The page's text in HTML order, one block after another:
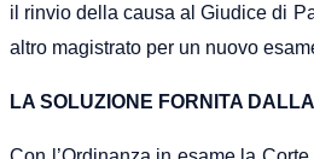
il rinvio della causa al Giudice di
altro magistrato per un nuovo
LA SOLUZIONE FORNITA